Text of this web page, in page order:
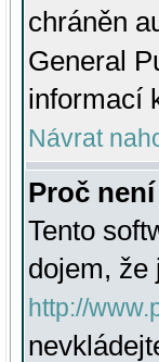
chráněn
General
informací
Návrat
Proč
Tento
dojem, že
http://